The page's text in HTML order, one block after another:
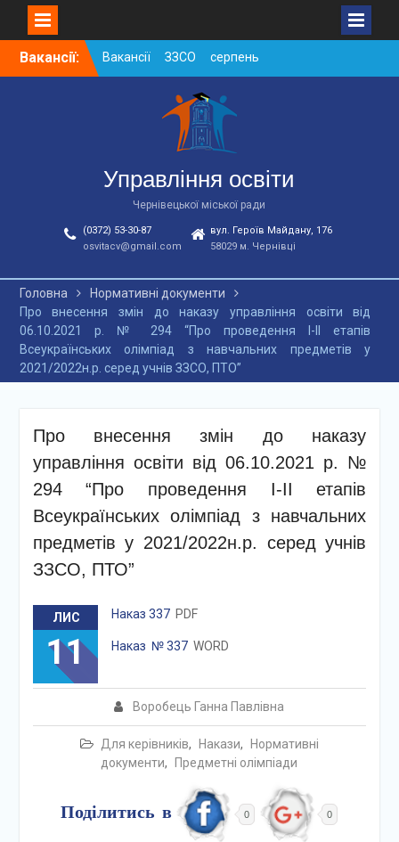
SkipВакансії:
Вакансії ЗЗСО серпень
2026
Вакансії ЗЗСО червень
Вакансії у ЗДО та
дошкільних підрозділах
ЗЗСО станом на
01.08.2026 р.
Управління освіти
Чернівецької міської ради
(0372) 53-30-87
osvitacv@gmail.com
вул. Героїв Майдану, 176
58029 м. Чернівці
Головна
Нормативні документи
Про внесення змін до наказу управління освіти від
06.10.2021 р. № 294 “Про проведення І-ІІ етапів
Всеукраїнських олімпіад з навчальних предметів у
2021/2022н.р. серед учнів ЗЗСО, ПТО”
Про внесення змін до наказу
управління освіти від 06.10.2021 р. №
294 “Про проведення І-ІІ етапів
Всеукраїнських олімпіад з навчальних
предметів у 2021/2022н.р. серед учнів
ЗЗСО, ПТО”
ЛИС
11
Воробець Ганна Павлівна
Для керівників, Накази,
Нормативні
документи, Предметні олімпіади
Наказ 337PDF
Наказ № 337 WORD
Поділитись в 0 0